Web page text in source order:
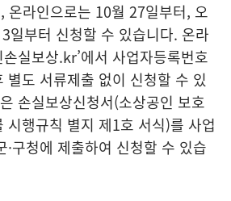
라인으로는 10월 27일부터, 오
일부터 신청할 수 있습니다. 온라
실보상.kr’에서 사업자등록번호
별도 서류제출 없이 신청할 수 있
손실보상신청서(소상공인 보호
시행규칙 별지 제1호 서식)를 사업
·구청에 제출하여 신청할 수 있습